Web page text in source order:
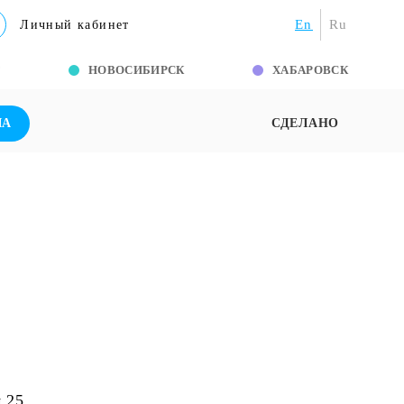
Личный кабинет En Ru
НОВОСИБИРСК ХАБАРОВСК
СДЕЛАНО
25